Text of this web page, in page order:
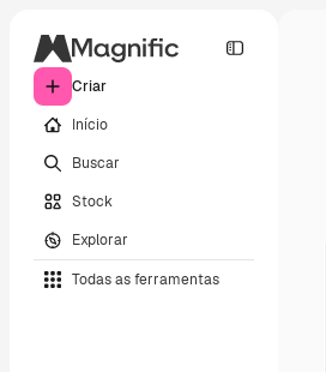
Criar
Início
Buscar
Stock
Explorar
Todas as ferramentas